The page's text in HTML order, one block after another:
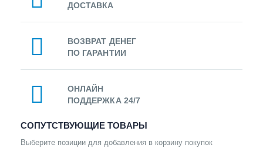
ДОСТАВКА
ВОЗВРАТ ДЕНЕГ
ПО ГАРАНТИИ
ОНЛАЙН
ПОДДЕРЖКА 24/7
СОПУТСТВУЮЩИЕ ТОВАРЫ
Выберите позиции для добавления в корзину покупок